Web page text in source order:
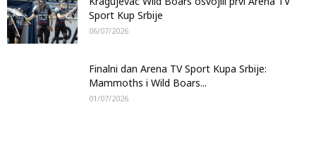
Sport Kup Srbije
06/07/2026
Finalni dan Arena TV Sport Kupa Srbije:
Mammoths i Wild Boars...
01/07/2026